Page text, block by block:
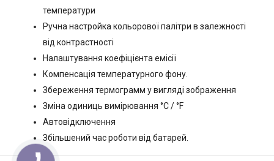
температури
Ручна настройка кольорової палітри в залежності
від контрастності
Налаштування коефіцієнта емісії
Компенсація температурного фону.
Збереження термограмм у вигляді зображення
Зміна одиниць вимірювання °С / °F
Автовідключення
Збільшений час роботи від батарей.